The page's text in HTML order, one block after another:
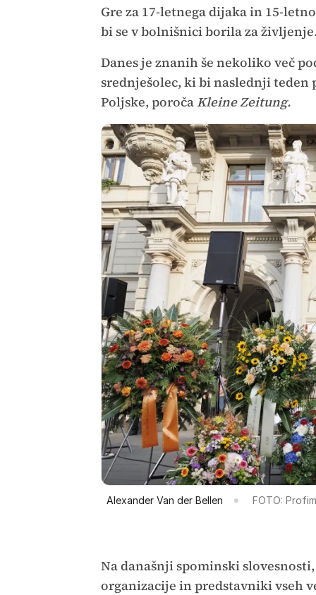
Gre za 17-letnega dijaka in 15-
bi se v bolnišnici borila za življenje.
Danes je znanih še nekoliko več
srednješolec, ki bi naslednji
Poljske, poročaKleine Zeitung.
Alexander Van der Bellen FOTO:
Na današnji spominski
organizacije in predstavniki vseh